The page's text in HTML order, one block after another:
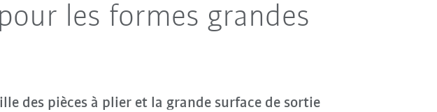
les formes grandes
des pièces à plier et la grande surface de sortie